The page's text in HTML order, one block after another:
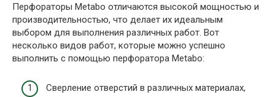
Перфораторы Metabo отличаются высокой мощностью и
производительностью, что делает их идеальным
выбором для выполнения различных работ. Вот
несколько видов работ, которые можно успешно
выполнить с помощью перфоратора Metabo:
Сверление отверстий в различных материалах,